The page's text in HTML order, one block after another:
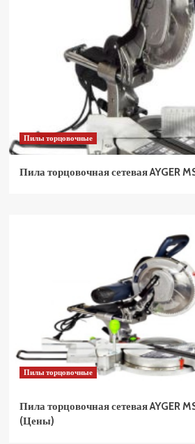
Пилы торцовочные
Пила торцовочная сетевая AYGER
Пилы торцовочные
Пила торцовочная сетевая AYGER
(Цены)